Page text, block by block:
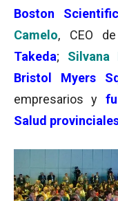
Boston
Camelo, CEO de
Takeda; Silvana
Bristol Myers
empresarios y
Salud